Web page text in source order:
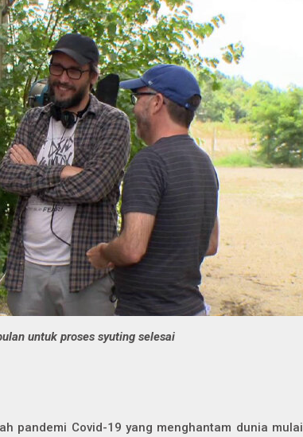
untuk proses syuting selesai
pandemi Covid-19 yang menghantam dunia mulai